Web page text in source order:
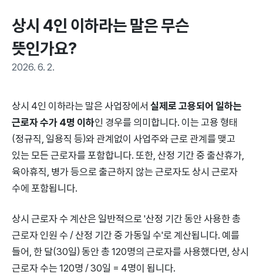
상시 4인 이하라는 말은 무슨
뜻인가요?
2026. 6. 2.
상시 4인 이하라는 말은 사업장에서 실제로 고용되어 일하는
근로자 수가 4명 이하인 경우를 의미합니다. 이는 고용 형태
(정규직, 일용직 등)와 관계없이 사업주와 근로 관계를 맺고
있는 모든 근로자를 포함합니다. 또한, 산정 기간 중 출산휴가,
육아휴직, 병가 등으로 출근하지 않는 근로자도 상시 근로자
수에 포함됩니다.
상시 근로자 수 계산은 일반적으로 '산정 기간 동안 사용한 총
근로자 인원 수 / 산정 기간 중 가동일 수'로 계산됩니다. 예를
들어, 한 달(30일) 동안 총 120명의 근로자를 사용했다면, 상시
근로자 수는 120명 / 30일 = 4명이 됩니다.